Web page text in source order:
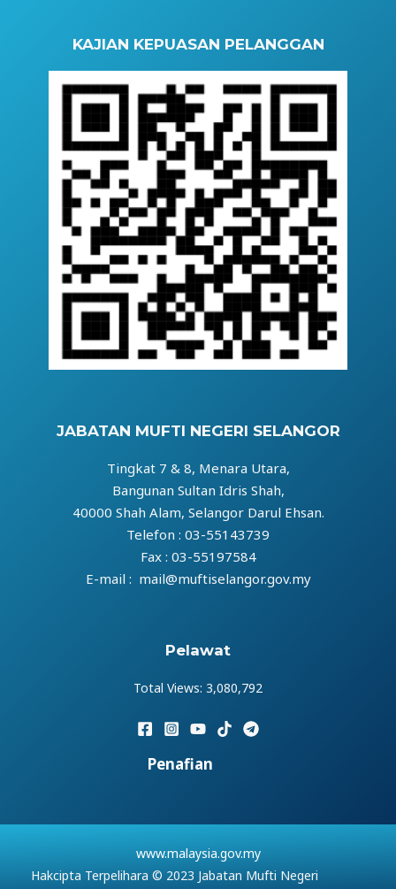
KAJIAN KEPUASAN PELANGGAN
JABATAN MUFTI NEGERI SELANGOR
Tingkat 7 & 8, Menara Utara,
Bangunan Sultan Idris Shah,
40000 Shah Alam, Selangor Darul Ehsan.
Telefon : 03-55143739
Fax : 03-55197584
E-mail : mail@muftiselangor.gov.my
Pelawat
Total Views: 3,080,792
Penafian
www.malaysia.gov.my
Hakcipta Terpelihara © 2023 Jabatan Mufti Negeri